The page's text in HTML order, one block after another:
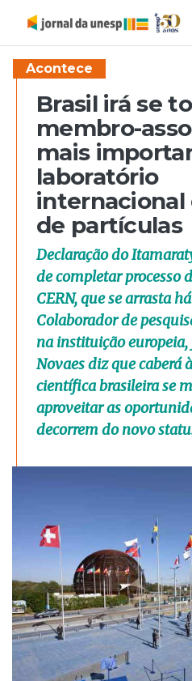
Acontece
Brasil irá se
membro-
mais
laboratório
internacional
de partículas
Declaração do
de completar processo
CERN, que se arrasta
Colaborador de
na instituição europeia,
Novaes diz que caberá
científica brasileira se
aproveitar as
decorrem do novo